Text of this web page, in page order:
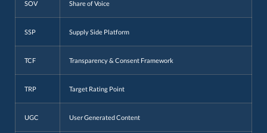
SOV Share of Voice
SSP Supply Side Platform
TCF Transparency & Consent Framework
TRP Target Rating Point
UGC User Generated Content